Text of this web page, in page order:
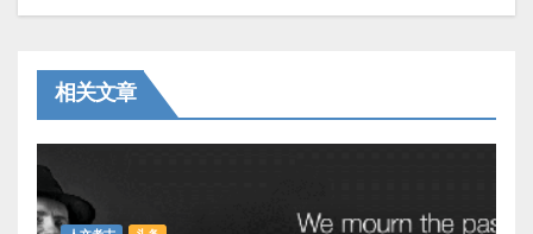
相关文章